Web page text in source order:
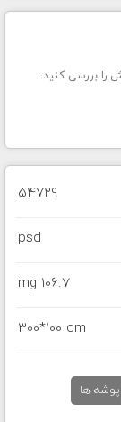
را بررسی کنید.
54729
psd
106.7 mg
300*100 cm
پوشه ها